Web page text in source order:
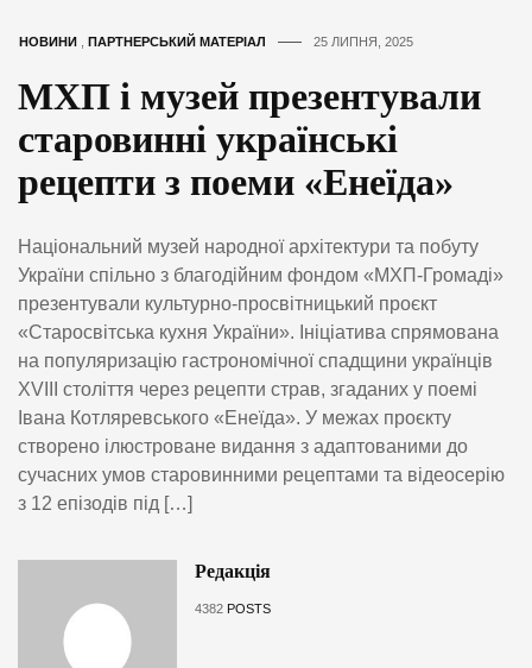
НОВИНИ ПАРТНЕРСЬКИЙ МАТЕРІАЛ 25 ЛИПНЯ, 2025
МХП і музей презентували
старовинні українські
рецепти з поеми «Енеїда»
Національний музей народної архітектури та побуту
України спільно з благодійним фондом «МХП-Громаді»
презентували культурно-просвітницький проєкт
«Старосвітська кухня України». Ініціатива спрямована
на популяризацію гастрономічної спадщини українців
XVIII століття через рецепти страв, згаданих у поемі
Івана Котляревського «Енеїда». У межах проєкту
створено ілюстроване видання з адаптованими до
сучасних умов старовинними рецептами та відеосерію
з 12 епізодів під […]
Редакція
4382 POSTS